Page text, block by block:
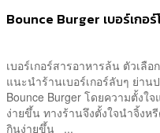
Bounce Burger เบอร์เก
เบอร์เกอร์สารอาหารล้น ตัวเลื
แนะนำร้านเบอร์เกอร์ลับๆ ย่า
Bounce Burger โดยความตั้งใ
ง่ายขึ้น ทางร้านจึงตั้งใจนำจิ้งห
กินง่ายขึ้น ...